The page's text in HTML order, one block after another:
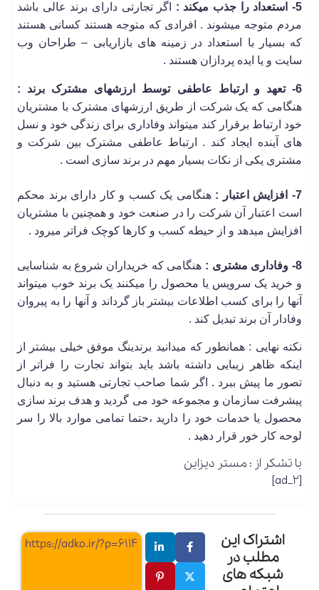
5- استعداد را جذب میکند :
اگر تجارتی دارای برند عالی باشد
مردم متوجه میشوند . افرادی که متوجه هستند کسانی هستند
که بسیار با استعداد در زمینه های بازاریابی – طراحان وب
سایت و یا ایده پردازان هستند .
6- تعهد و ارتباط عاطفی توسط ارزشهای مشترک برند :
هنگامی که یک شرکت از طریق ارزشهای مشترک با مشتریان
خود ارتباط برقرار کند میتواند وفاداری برای زندگی خود و نسل
های آینده ایجاد کند . ارتباط عاطفی مشترک بین شرکت و
مشتری یکی از نکات بسیار مهم در برند سازی است .
7- افزایش اعتبار :
هنگامی یک کسب و کار دارای برند محکم
است اعتبار آن شرکت را در صنعت خود و همچنین با مشتریان
افزایش میدهد و از حیطه کسب و کارها کوچک فراتر میرود .
8- وفاداری مشتری :
هنگامی که خریداران شروع به شناسایی
و خرید یک سرویس یا محصول را میکنند یک برند خوب میتواند
آنها را برای کسب اطلاعات بیشتر باز گرداند و آنها را به پیروان
وفادار آن برند تبدیل کند .
نکته نهایی : همانطور که میدانید برندینگ موفق خیلی بیشتر از
اینکه ظاهر زیبایی داشته باشد باید بتواند تجارت را فراتر از
تصور ما پیش ببرد . اگر شما صاحب تجارتی هستید و به دنبال
پیشرفت سازمان و مجموعه خود می گردید و هدف برند سازی
محصول یا خدمات خود را دارید ،حتما تمامی موارد بالا را سر
لوحه کار خور قرار دهید .
با تشکر از : مستر دیزاین
[ad_2]
اشتراک این
مطلب در
شبکه های
https://adko.ir/?p=6114